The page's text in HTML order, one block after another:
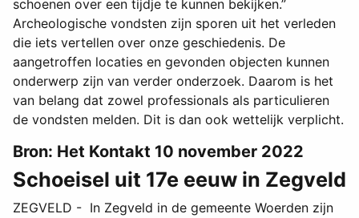
schoenen over een tijdje te kunnen bekijken.”
Archeologische vondsten zijn sporen uit het verleden
die iets vertellen over onze geschiedenis. De
aangetroffen locaties en gevonden objecten kunnen
onderwerp zijn van verder onderzoek. Daarom is het
van belang dat zowel professionals als particulieren
de vondsten melden. Dit is dan ook wettelijk verplicht.
Bron: Het Kontakt 10 november 2022
Schoeisel uit 17e eeuw in Zegveld
ZEGVELD - In Zegveld in de gemeente Woerden zijn